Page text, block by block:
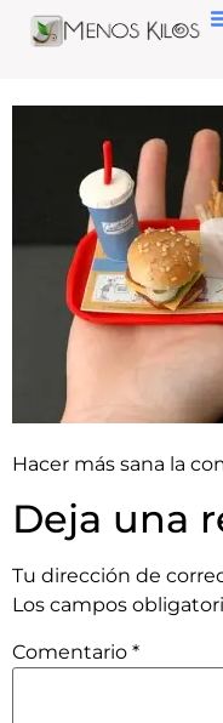
Hacer más sana la
Deja una
Tu dirección de
Los campos
Comentario *